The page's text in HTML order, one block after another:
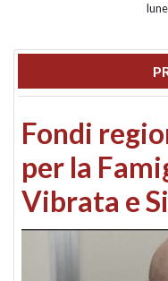
Fondi
per la
Vibrata e